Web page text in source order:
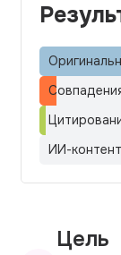
ИИ-контент
Цель